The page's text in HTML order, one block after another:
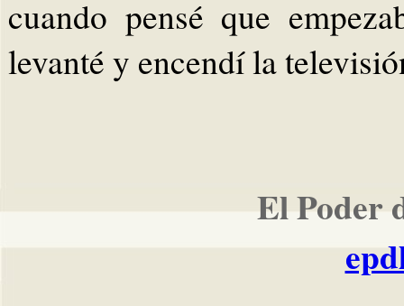
cuando pensé que
levanté y encendí la
El Poder